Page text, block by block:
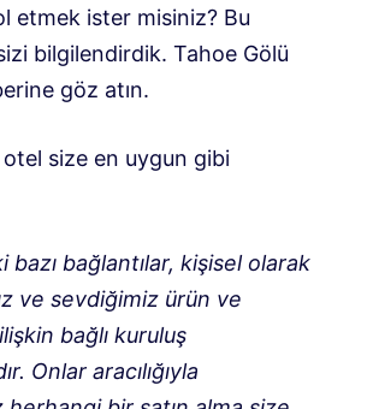
etmek ister misiniz? Bu
bilgilendirdik. Tahoe Gölü
göz atın.
size en uygun gibi
bazı bağlantılar, kişisel olarak
ve sevdiğimiz ürün ve
bağlı kuruluş
Onlar aracılığıyla